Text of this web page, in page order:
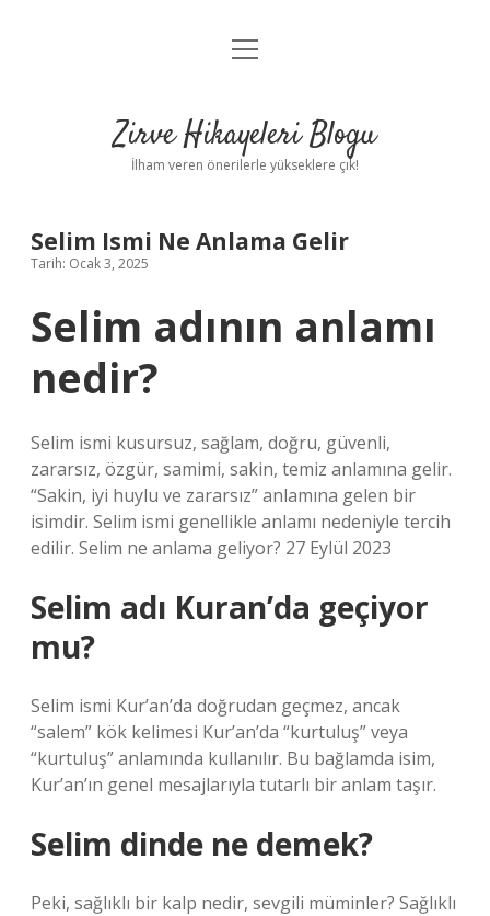
Anasayfa
Yasal Uyarı
menüyü
Zirve Hikayeleri Blogu
İlham veren önerilerle yükseklere çık!
Selim Ismi Ne Anlama Gelir
Tarih: Ocak 3, 2025
Selim adının anlamı
nedir?
Selim ismi kusursuz, sağlam, doğru, güvenli,
zararsız, özgür, samimi, sakin, temiz anlamına gelir.
“Sakin, iyi huylu ve zararsız” anlamına gelen bir
isimdir. Selim ismi genellikle anlamı nedeniyle tercih
edilir. Selim ne anlama geliyor? 27 Eylül 2023
Selim adı Kuran’da geçiyor
mu?
Selim ismi Kur’an’da doğrudan geçmez, ancak
“salem” kök kelimesi Kur’an’da “kurtuluş” veya
“kurtuluş” anlamında kullanılır. Bu bağlamda isim,
Kur’an’ın genel mesajlarıyla tutarlı bir anlam taşır.
Selim dinde ne demek?
Peki, sağlıklı bir kalp nedir, sevgili müminler? Sağlıklı